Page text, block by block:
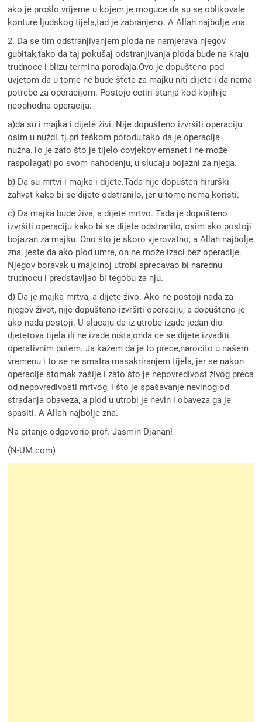
ako je prošlo vrijeme u kojem je moguce da su se oblikovale
konture ljudskog tijela,tad je zabranjeno. A Allah najbolje zna.
2. Da se tim odstranjivanjem ploda ne namjerava njegov
gubitak,tako da taj pokušaj odstranjivanja ploda bude na kraju
trudnoce i blizu termina porodaja.Ovo je dopušteno pod
uvjetom da u tome ne bude štete za majku niti dijete i da nema
potrebe za operacijom. Postoje cetiri stanja kod kojih je
neophodna operacija:
a)da su i majka i dijete živi. Nije dopušteno izvršiti operaciju
osim u nuždi, tj.pri teškom porodu,tako da je operacija
nužna.To je zato što je tijelo covjekov emanet i ne može
raspolagati po svom nahodenju, u slucaju bojazni za njega.
b) Da su mrtvi i majka i dijete.Tada nije dopušten hirurški
zahvat kako bi se dijete odstranilo, jer u tome nema koristi.
c) Da majka bude živa, a dijete mrtvo. Tada je dopušteno
izvršiti operaciju kako bi se dijete odstranilo, osim ako postoji
bojazan za majku. Ono što je skoro vjerovatno, a Allah najbolje
zna, jeste da ako plod umre, on ne može izaci bez operacije.
Njegov boravak u majcinoj utrobi sprecavao bi narednu
trudnocu i predstavljao bi tegobu za nju.
d) Da je majka mrtva, a dijete živo. Ako ne postoji nada za
njegov život, nije dopušteno izvršiti operaciju, a dopušteno je
ako nada postoji. U slucaju da iz utrobe izade jedan dio
djetetova tijela ili ne izade ništa,onda ce se dijete izvaditi
operativnim putem. Ja kažem da je to prece,narocito u našem
vremenu i to se ne smatra masakriranjem tijela, jer se nakon
operacije stomak zašije i zato što je nepovredivost živog preca
od nepovredivosti mrtvog, i što je spašavanje nevinog od
stradanja obaveza, a plod u utrobi je nevin i obaveza ga je
spasiti. A Allah najbolje zna.
Na pitanje odgovorio prof. Jasmin Djanan!
(N-UM.com)